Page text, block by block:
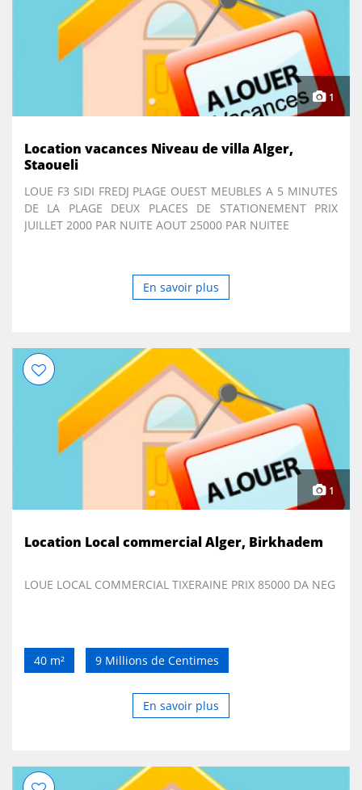
1
Location vacances Niveau de villa Alger,
Staoueli
LOUE F3 SIDI FREDJ PLAGE OUEST MEUBLES A 5 MINUTES
DE LA PLAGE DEUX PLACES DE STATIONEMENT PRIX
JUILLET 2000 PAR NUITE AOUT 25000 PAR NUITEE
En savoir plus
1
Location Local commercial Alger, Birkhadem
LOUE LOCAL COMMERCIAL TIXERAINE PRIX 85000 DA NEG
40 m² 9 Millions de Centimes
En savoir plus